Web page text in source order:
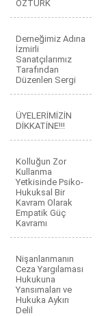
ÖZTÜRK
Derneğimiz Adına
İzmirli
Sanatçılarımız
Tarafından
Düzenlen Sergi
ÜYELERİMİZİN
DİKKATİNE!!!
Kolluğun Zor
Kullanma
Yetkisinde Psiko-
Hukuksal Bir
Kavram Olarak
Empatik Güç
Kavramı
Nişanlanmanın
Ceza Yargılaması
Hukukuna
Yansımaları ve
Hukuka Aykırı
Delil